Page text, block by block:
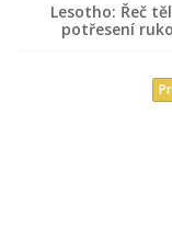
Lesotho: Řeč
potřesení